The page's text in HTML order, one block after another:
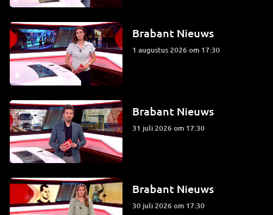
Brabant Nieuws
1 augustus 2026 om 17:30
Brabant Nieuws
31 juli 2026 om 17:30
Brabant Nieuws
30 juli 2026 om 17:30